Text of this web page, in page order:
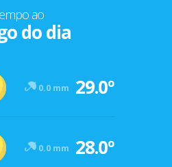
ao
do dia
0.0 mm 29.0º
0.0 mm 28.0º